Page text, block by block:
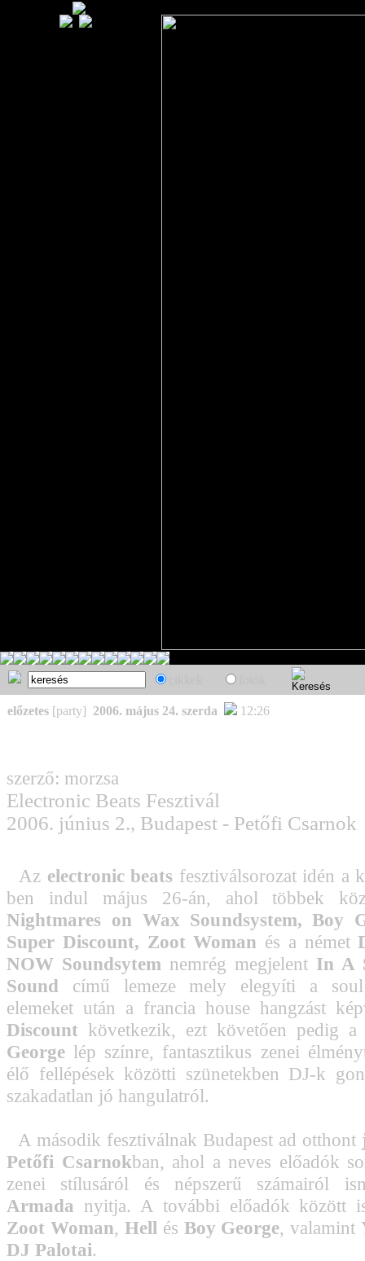
előzetes [party] 2006. május 24. szerda 12:26
szerző: morzsa
Electronic Beats Fesztivál
2006. június 2., Budapest - Petőfi Csarnok
Az electronic beats fesztiválsorozat idén a
ben indul május 26-án, ahol többek
Nightmares on Wax Soundsystem, Boy
Super Discount, Zoot Woman és a német
NOW Soundsytem nemrég megjelent In A
Sound című lemeze mely elegyíti a
elemeket után a francia house hangzást
Discount következik, ezt követően pedig
George lép színre, fantasztikus zenei
élő fellépések közötti szünetekben DJ-k
szakadatlan jó hangulatról.
A második fesztiválnak Budapest ad otthont
Petőfi Csarnokban, ahol a neves előadók
zenei stílusáról és népszerű számairól
Armada nyitja. A további előadók között
Zoot Woman, Hell és Boy George, valamint
DJ Palotai.